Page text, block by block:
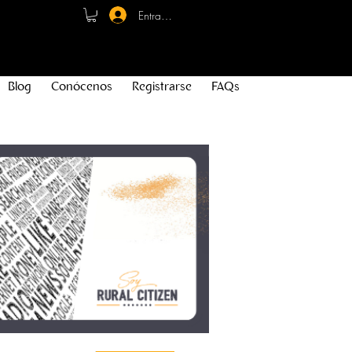
Entrar - Registro
Blog Conócenos Registrarse FAQs